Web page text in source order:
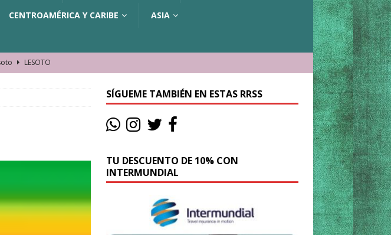
CENTROAMÉRICA Y CARIBE ASIA
LESOTO
playa
JAMAICA
SÍGUEME TAMBIÉN EN ESTAS RRSS
TU DESCUENTO DE 10% CON
INTERMUNDIAL